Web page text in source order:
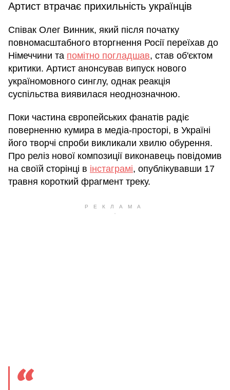
Артист втрачає прихильність українців
Співак Олег Винник, який після початку
повномасштабного вторгнення Росії переїхав до
Німеччини та помітно погладшав, став об'єктом
критики. Артист анонсував випуск нового
україномовного синглу, однак реакція
суспільства виявилася неоднозначною.
Поки частина європейських фанатів радіє
поверненню кумира в медіа-просторі, в Україні
його творчі спроби викликали хвилю обурення.
Про реліз нової композиції виконавець повідомив
на своїй сторінці в інстаграмі, опублікувавши 17
травня короткий фрагмент треку.